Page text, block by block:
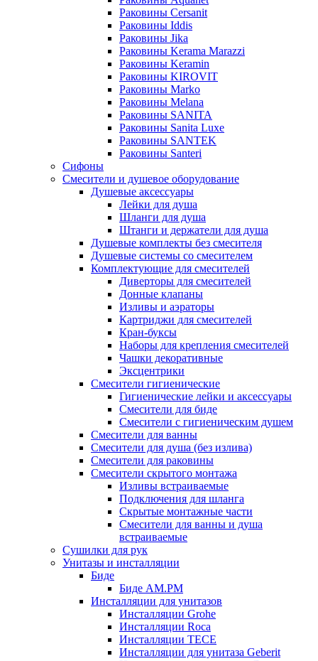
Раковины Cersanit
Раковины Iddis
Раковины Jika
Раковины Kerama Marazzi
Раковины Keramin
Раковины KIROVIT
Раковины Marko
Раковины Melana
Раковины SANITA
Раковины Sanita Luxe
Раковины SANTEK
Раковины Santeri
Сифоны
Смесители и душевое оборудование
Душевые аксессуары
Лейки для душа
Шланги для душа
Штанги и держатели для душа
Душевые комплекты без смесителя
Душевые системы со смесителем
Комплектующие для смесителей
Диверторы для смесителей
Донные клапаны
Изливы и аэраторы
Картриджи для смесителей
Кран-буксы
Наборы для крепления смесителей
Чашки декоративные
Эксцентрики
Смесители гигиенические
Гигиенические лейки и аксессуары
Смесители для биде
Смесители с гигиеническим душем
Смесители для ванны
Смесители для душа (без излива)
Смесители для раковины
Смесители скрытого монтажа
Изливы встраиваемые
Подключения для шланга
Скрытые монтажные части
Смесители для ванны и душа
встраиваемые
Сушилки для рук
Унитазы и инсталляции
Биде
Биде AM.PM
Инсталляции для унитазов
Инсталляции Grohe
Инсталляции Roca
Инсталляции TECE
Инсталляции для унитаза Geberit